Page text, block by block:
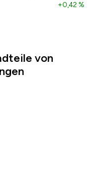
+0,42 %
von